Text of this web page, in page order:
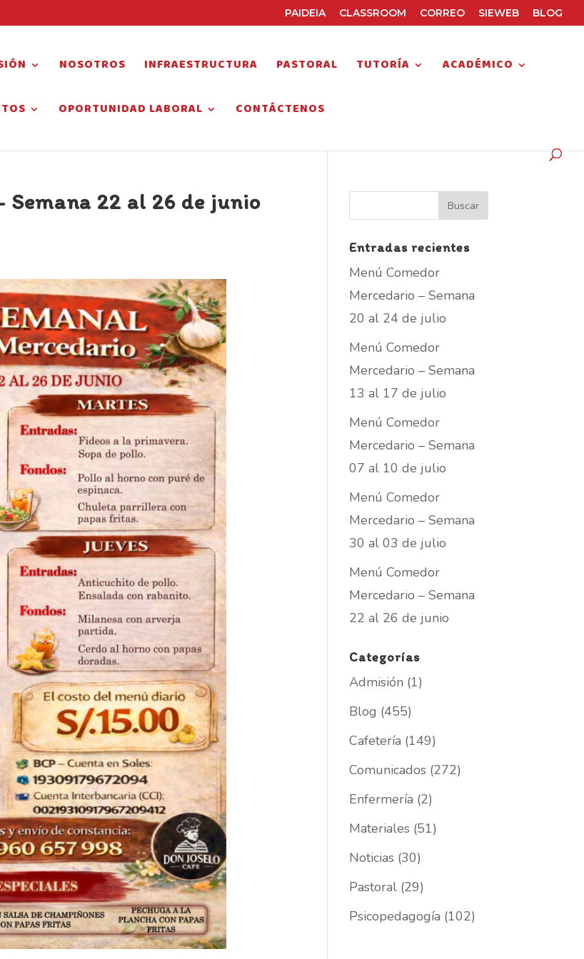
PAIDEIA CLASSROOM CORREO SIEWEB BLOG
NOSOTROS INFRAESTRUCTURA PASTORAL TUTORÍA ACADÉMICO
OPORTUNIDAD LABORAL CONTÁCTENOS
Semana 22 al 26 de junio
Entradas recientes
Menú Comedor
Mercedario – Semana
20 al 24 de julio
Menú Comedor
Mercedario – Semana
13 al 17 de julio
Menú Comedor
Mercedario – Semana
07 al 10 de julio
Menú Comedor
Mercedario – Semana
30 al 03 de julio
Menú Comedor
Mercedario – Semana
22 al 26 de junio
Categorías
Admisión (1)
Blog (455)
Cafetería (149)
Comunicados (272)
Enfermería (2)
Materiales (51)
Noticias (30)
Pastoral (29)
Psicopedagogía (102)